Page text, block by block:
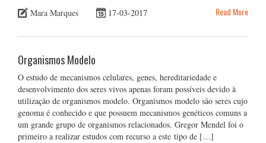
Mara Marques
17-03-2017 Read More
Organismos Modelo
O estudo de mecanismos celulares, genes, hereditariedade e
desenvolvimento dos seres vivos apenas foram possíveis devido à
utilização de organismos modelo. Organismos modelo são seres cujo
genoma é conhecido e que possuem mecanismos genéticos comuns a
um grande grupo de organismos relacionados. Gregor Mendel foi o
primeiro a realizar estudos com recurso a este tipo de […]